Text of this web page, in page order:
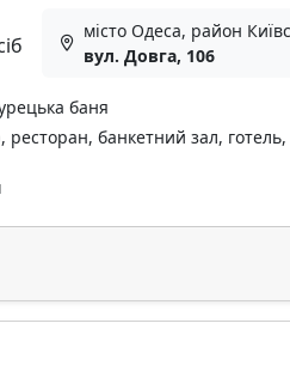
місто Одеса, район
вул. Довга, 106
баня
ресторан, банкетний зал,